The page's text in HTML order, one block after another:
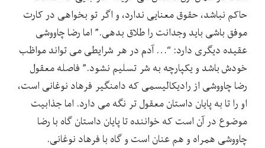
حاکم نباشد، حقوق معنایی ندارد، و اگر تو بخواهی در کارت
موفق باشی باید وجدانت را طلاق بدهی.” اما رضا چاووشی
عقیده دیگری دارد: “… آدم در هر شرایطی می تواند مواظب
خودش باشد و یکپارچه به شر تسلیم نشود.” فاصله معقول
رضا چاووشی از رادیکالیسمی که دامنگیر فرهاد نوغانی است،
او را تا به پایان داستان معقول تر نگه می دارد. اما جذابیت
موضوع در آن است که خواننده تا پایان داستان گاه با رضا
چاووشی همراه و هم عنان است و گاه با فرهاد نوغانی.